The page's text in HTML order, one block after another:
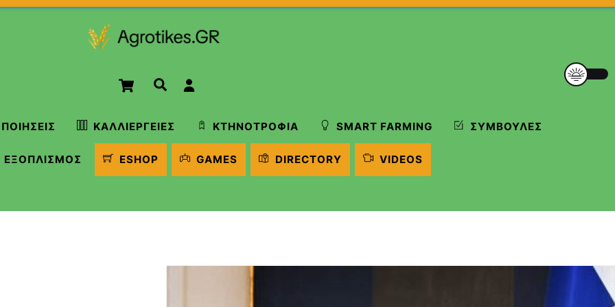
Cart Αναζήτηση
ΚΑΛΛΙΈΡΓΕΙΕΣ ΚΤΗΝΟΤΡΟΦΊΑ SMART FARMING ΣΥΜΒΟΥΛΈΣ
ΕΞΟΠΛΙΣΜΌΣ ESHOP GAMES DIRECTORY VIDEOS